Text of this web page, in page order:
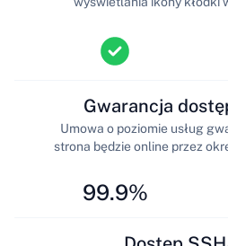
99.9%
Gwarancja
Umowa o poziomie usług
strona będzie online przez